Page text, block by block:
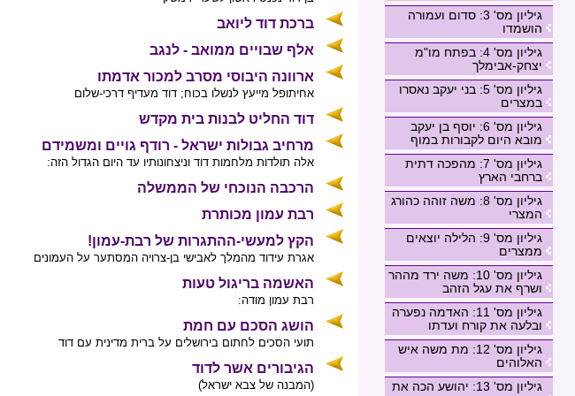
גיליון מס' 3: סדום ועמורה
הושמדו
גיליון מס' 4: בפתח מו"מ
יצחק-אבימלך
גיליון מס' 5: בני יעקב נאסרו
במצרים
גיליון מס' 6: יוסף בן יעקב
מובא היום לקבורות במוף
גיליון מס' 7: מהפכה דתית
ברחבי הארץ
גיליון מס' 8: משה זוהה כהורג
המצרי
גיליון מס' 9: הלילה יוצאים
ממצרים
גיליון מס' 10: משה ירד מההר
ושרף את עגל הזהב
גיליון מס' 11: האדמה נפערה
ובלעה את קורח ועדתו
גיליון מס' 12: מת משה איש
האלוהים
גיליון מס' 13: יהושע הכה את
ברכת דוד ליואב
אלף שבויים ממואב - לנגב
ארוונה היבוסי מסרב למכור אדמתו
אחיתופל מייעץ לנשלו בכוח; דוד מעדיף דרכי-שלום
דוד החליט לבנות בית מקדש
מרחיב גבולות ישראל - רודף גויים ומשמידם
אלה תולדות מלחמות דוד וניצחונותיו עד היום הגדול הזה:
הרכבה הנוכחי של הממשלה
רבת עמון מכותרת
הקץ למעשי-ההתגרות של רבת-עמון!
אגרת עידוד מהמלך לאבישי בן-צרויה המסתער על העמונים
האשמה בריגול טעות
רבת עמון מודה:
הושג הסכם עם חמת
תועי הסכים לחתום בירושלים על ברית מדינית עם דוד
הגיבורים אשר לדוד
(המבנה של צבא ישראל)